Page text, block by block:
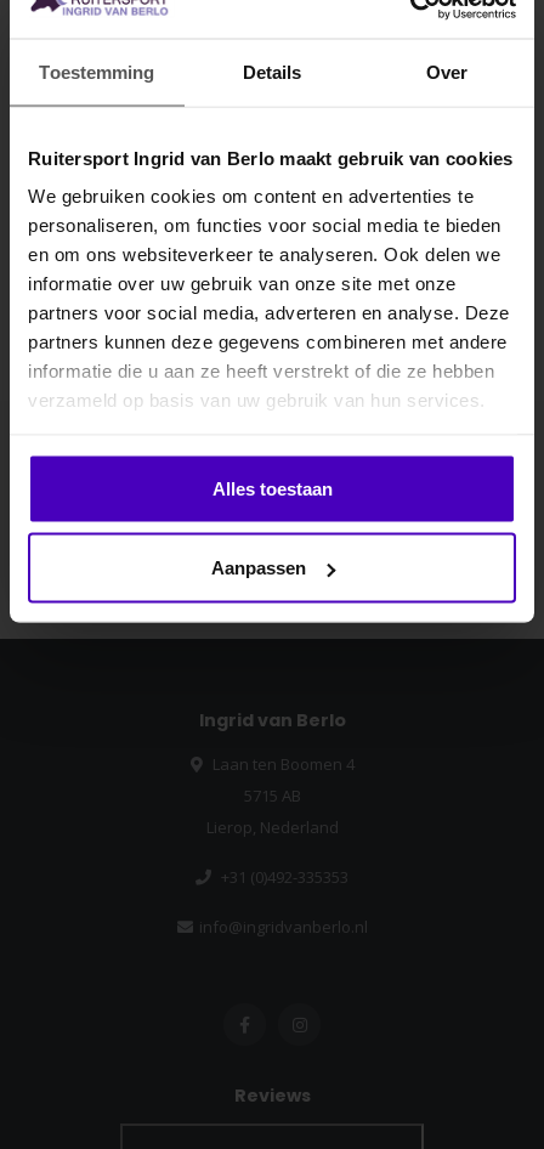
Toestemming Details Over
Ruitersport Ingrid van Berlo maakt gebruik van cookies
We gebruiken cookies om content en advertenties te
personaliseren, om functies voor social media te bieden
en om ons websiteverkeer te analyseren. Ook delen we
informatie over uw gebruik van onze site met onze
partners voor social media, adverteren en analyse. Deze
partners kunnen deze gegevens combineren met andere
informatie die u aan ze heeft verstrekt of die ze hebben
verzameld op basis van uw gebruik van hun services.
Alles toestaan
Aanpassen
• machinewasbaar
Samenstelling: 95% gebreid katoen, 5% elastaan
Gerelateerde producten
Ingrid van Berlo
Laan ten Boomen 4
5715 AB
Lierop, Nederland
+31 (0)492-335353
info@ingridvanberlo.nl
Reviews
MELD JE AAN VOOR
10% KORTING
.